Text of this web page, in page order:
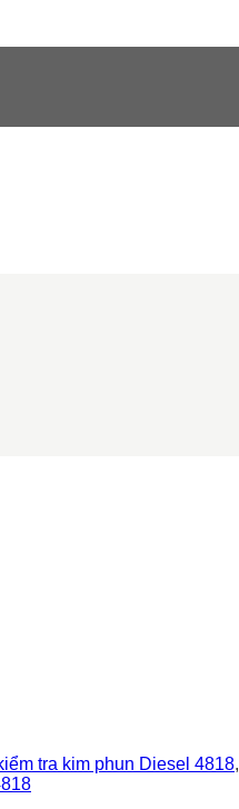
tra kim phun Diesel 4818,